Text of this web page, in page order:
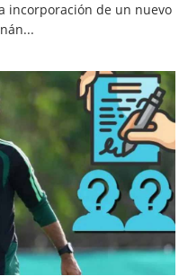
incorporación de un nuevo